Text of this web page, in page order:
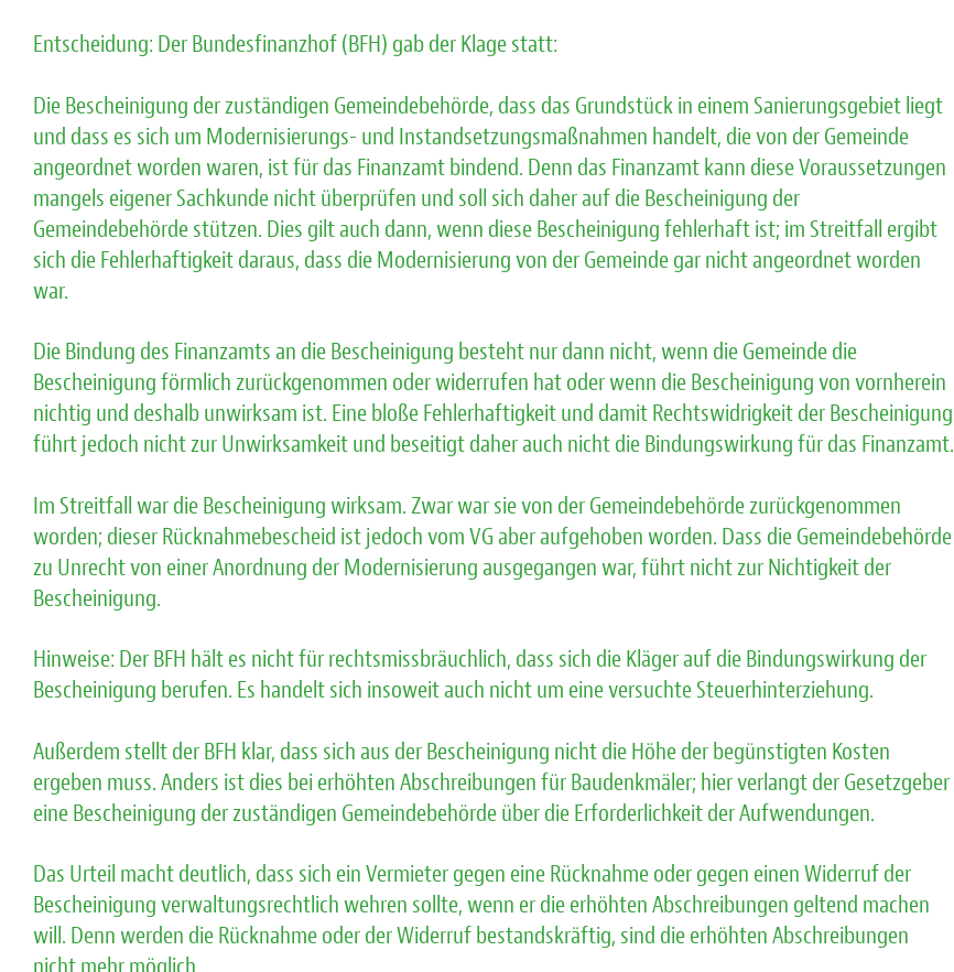
Entscheidung: Der Bundesfinanzhof (BFH) gab der Klage statt:
Die Bescheinigung der zuständigen Gemeindebehörde, dass das Grundstück in einem Sanierungsgebiet liegt
und dass es sich um Modernisierungs- und Instandsetzungsmaßnahmen handelt, die von der Gemeinde
angeordnet worden waren, ist für das Finanzamt bindend. Denn das Finanzamt kann diese Voraussetzungen
mangels eigener Sachkunde nicht überprüfen und soll sich daher auf die Bescheinigung der
Gemeindebehörde stützen. Dies gilt auch dann, wenn diese Bescheinigung fehlerhaft ist; im Streitfall ergibt
sich die Fehlerhaftigkeit daraus, dass die Modernisierung von der Gemeinde gar nicht angeordnet worden
war.
Die Bindung des Finanzamts an die Bescheinigung besteht nur dann nicht, wenn die Gemeinde die
Bescheinigung förmlich zurückgenommen oder widerrufen hat oder wenn die Bescheinigung von vornherein
nichtig und deshalb unwirksam ist. Eine bloße Fehlerhaftigkeit und damit Rechtswidrigkeit der Bescheinigung
führt jedoch nicht zur Unwirksamkeit und beseitigt daher auch nicht die Bindungswirkung für das Finanzamt.
Im Streitfall war die Bescheinigung wirksam. Zwar war sie von der Gemeindebehörde zurückgenommen
worden; dieser Rücknahmebescheid ist jedoch vom VG aber aufgehoben worden. Dass die Gemeindebehörde
zu Unrecht von einer Anordnung der Modernisierung ausgegangen war, führt nicht zur Nichtigkeit der
Bescheinigung.
Hinweise: Der BFH hält es nicht für rechtsmissbräuchlich, dass sich die Kläger auf die Bindungswirkung der
Bescheinigung berufen. Es handelt sich insoweit auch nicht um eine versuchte Steuerhinterziehung.
Außerdem stellt der BFH klar, dass sich aus der Bescheinigung nicht die Höhe der begünstigten Kosten
ergeben muss. Anders ist dies bei erhöhten Abschreibungen für Baudenkmäler; hier verlangt der Gesetzgeber
eine Bescheinigung der zuständigen Gemeindebehörde über die Erforderlichkeit der Aufwendungen.
Das Urteil macht deutlich, dass sich ein Vermieter gegen eine Rücknahme oder gegen einen Widerruf der
Bescheinigung verwaltungsrechtlich wehren sollte, wenn er die erhöhten Abschreibungen geltend machen
will. Denn werden die Rücknahme oder der Widerruf bestandskräftig, sind die erhöhten Abschreibungen